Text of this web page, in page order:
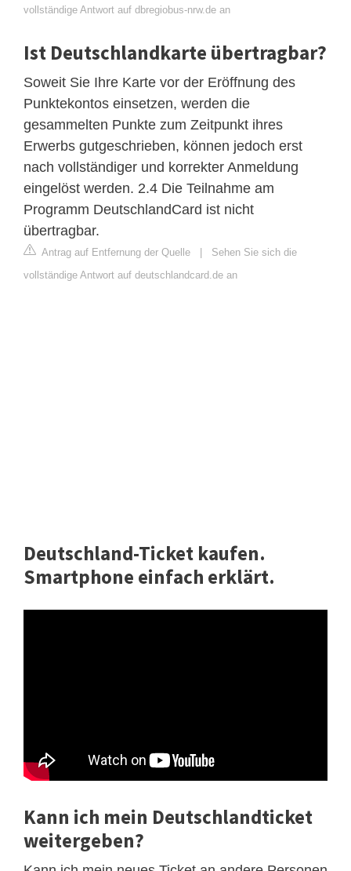
vollständige Antwort auf dbregiobus-nrw.de an
Ist Deutschlandkarte übertragbar?
Soweit Sie Ihre Karte vor der Eröffnung des
Punktekontos einsetzen, werden die
gesammelten Punkte zum Zeitpunkt ihres
Erwerbs gutgeschrieben, können jedoch erst
nach vollständiger und korrekter Anmeldung
eingelöst werden. 2.4 Die Teilnahme am
Programm DeutschlandCard ist nicht
übertragbar.
Antrag auf Entfernung der Quelle
Sehen Sie sich die
vollständige Antwort auf deutschlandcard.de an
Deutschland-Ticket kaufen.
Smartphone einfach erklärt.
Kann ich mein Deutschlandticket
weitergeben?